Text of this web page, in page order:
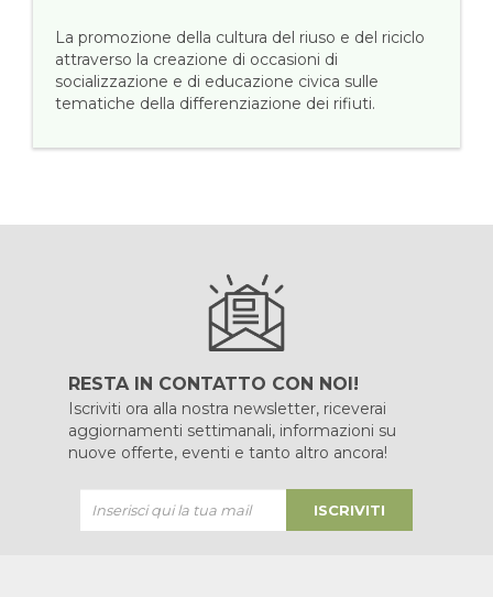
La promozione della cultura del riuso e del riciclo
attraverso la creazione di occasioni di
socializzazione e di educazione civica sulle
tematiche della differenziazione dei rifiuti.
RESTA IN CONTATTO CON NOI!
Iscriviti ora alla nostra newsletter, riceverai
aggiornamenti settimanali, informazioni su
nuove offerte, eventi e tanto altro ancora!
ISCRIVITI